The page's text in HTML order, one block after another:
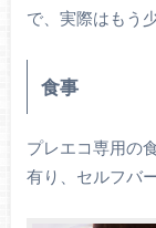
で、実際はもう
食事
プレエコ専用の
有り、セルフバ